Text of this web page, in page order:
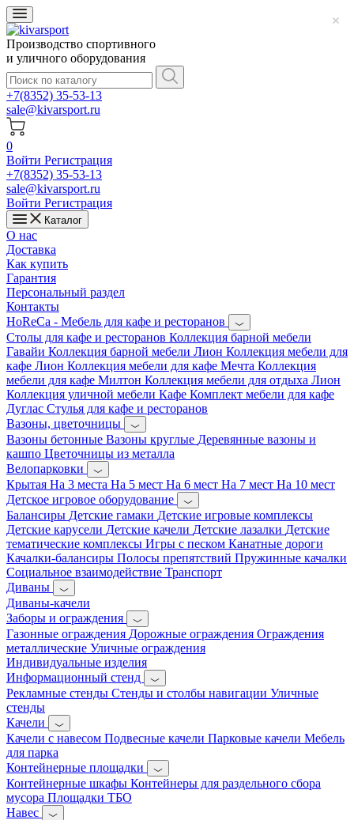
Производство спортивного
и уличного оборудования
+7(8352) 35-53-13
sale@kivarsport.ru
0
Войти Регистрация
+7(8352) 35-53-13
sale@kivarsport.ru
Войти Регистрация
Каталог
О нас
Доставка
Как купить
Гарантия
Персональный раздел
Контакты
HoReCa - Мебель для кафе и ресторанов
Cтолы для кафе и ресторанов Коллекция барной мебели
Гавайи Коллекция барной мебели Лион Коллекция мебели для
кафе Лион Коллекция мебели для кафе Мечта Коллекция
мебели для кафе Милтон Коллекция мебели для отдыха Лион
Коллекция уличной мебели Кафе Комплект мебели для кафе
Дуглас Стулья для кафе и ресторанов
Вазоны, цветочницы
Вазоны бетонные Вазоны круглые Деревянные вазоны и
кашпо Цветочницы из металла
Велопарковки
Крытая На 3 места На 5 мест На 6 мест На 7 мест На 10 мест
Детское игровое оборудование
Балансиры Детские гамаки Детские игровые комплексы
Детские карусели Детские качели Детские лазалки Детские
тематические комплексы Игры с песком Канатные дороги
Качалки-балансиры Полосы препятствий Пружинные качалки
Социальное взаимодействие Транспорт
Диваны
Диваны-качели
Заборы и ограждения
Газонные ограждения Дорожные ограждения Ограждения
металлические Уличные ограждения
Индивидуальные изделия
Информационный стенд
Рекламные стенды Стенды и столбы навигации Уличные
стенды
Качели
Качели с навесом Подвесные качели Парковые качели Мебель
для парка
Контейнерные площадки
Контейнерные шкафы Контейнеры для раздельного сбора
мусора Площадки ТБО
Навес